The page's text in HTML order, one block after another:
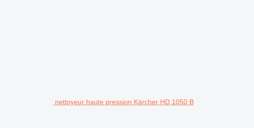
nettoyeur haute pression Kärcher HD 1050 B